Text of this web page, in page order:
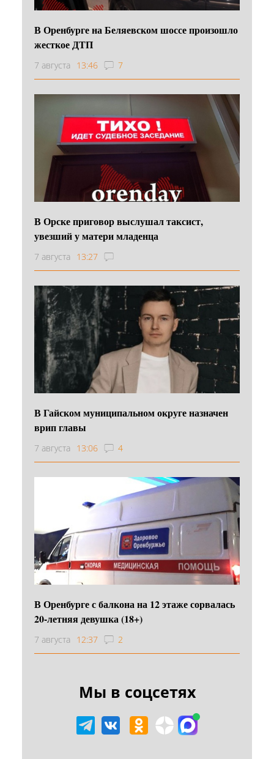
В Оренбурге на Беляевском шоссе произошло
жесткое ДТП
7 августа 13:46 7
В Орске приговор выслушал таксист,
увезший у матери младенца
7 августа 13:27
В Гайском муниципальном округе назначен
врип главы
7 августа 13:06 4
В Оренбурге с балкона на 12 этаже сорвалась
20-летняя девушка (18+)
7 августа 12:37 2
Мы в соцсетях